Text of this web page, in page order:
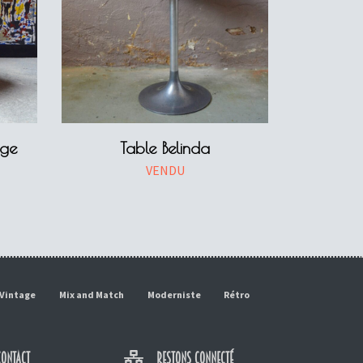
Table Belinda
VENDU
Mix and Match Moderniste Rétro
RESTONS CONNECTÉ